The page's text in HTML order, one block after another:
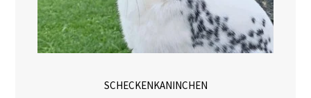
SCHECKENKANINCHEN